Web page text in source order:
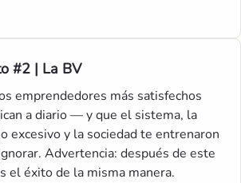
#2 | La BV
emprendedores más satisfechos
a diario — y que el sistema, la
excesivo y la sociedad te entrenaron
Advertencia: después de este
el éxito de la misma manera.